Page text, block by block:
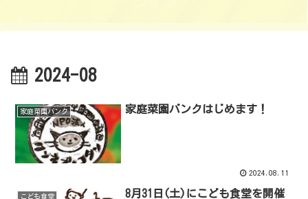
2024-08
家庭菜園バンク 家庭菜園バンクはじめます！
2024.08.11
こども食堂 8月31日(土)にこども食堂を開催